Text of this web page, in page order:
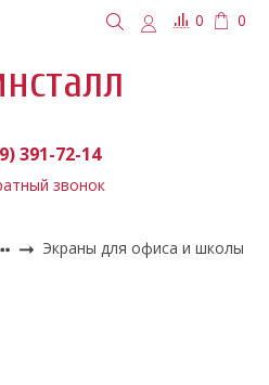
0 0
391-72-14
звонок
Экраны для офиса и школы